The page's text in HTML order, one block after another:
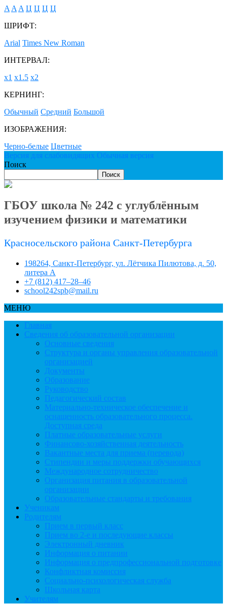
A A A Ц Ц Ц Ц
ШРИФТ:
Arial Times New Roman
ИНТЕРВАЛ:
х1 х1.5 х2
КЕРНИНГ:
Обычный Средний Большой
ИЗОБРАЖЕНИЯ:
Черно-белые Цветные
Версия для слабовидящих Обычная версия
Поиск
Поиск
ГБОУ школа № 242 с углублённым
изучением физики и математики
Красносельского района Санкт-Петербурга
198264, Санкт-Петербург, ул. Лётчика Пилютова, д. 50,
литера А
+7 (812) 417–28–46
school242spb@mail.ru
МЕНЮ
Главная
Сведения об образовательной организации
Основные сведения
Структура и органы управления образовательной
организацией
Документы
Образование
Руководство
Педагогический состав
Материально-техническое обеспечение и
оснащенность образовательного процесса.
Доступная среда
Платные образовательные услуги
Финансово-хозяйственная деятельность
Вакантные места для приема (перевода)
Стипендии и меры поддержки обучающихся
Международное сотрудничество
Организация питания в образовательной
организации
Образовательные стандарты и требования
Ученикам
Родителям
Прием в первый класс
Прием во 2-е и последующие классы
Электронный дневник
Информация о питании
Информация о предпрофессиональной подготовке
Конфликтная комиссия
Социально-психологическая служба
Школьная карта
Учителям